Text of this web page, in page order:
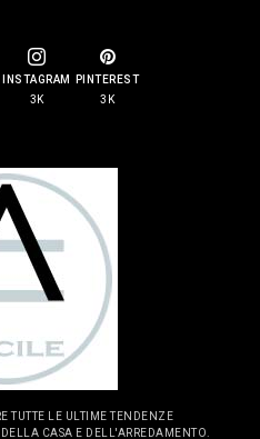
INSTAGRAM
3K
PINTEREST
3K
TUTTE LE ULTIME TENDENZE
CASA E DELL'ARREDAMENTO.